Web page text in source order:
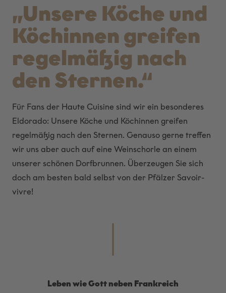
„Unsere Köche und
Köchinnen greifen
regelmäßig nach
den Sternen.“
Für Fans der Haute Cuisine sind wir ein besonderes
Eldorado: Unsere Köche und Köchinnen greifen
regelmäßig nach den Sternen. Genauso gerne treffen
wir uns aber auch auf eine Weinschorle an einem
unserer schönen Dorfbrunnen. Überzeugen Sie sich
doch am besten bald selbst von der Pfälzer Savoir-
vivre!
Leben wie Gott neben Frankreich